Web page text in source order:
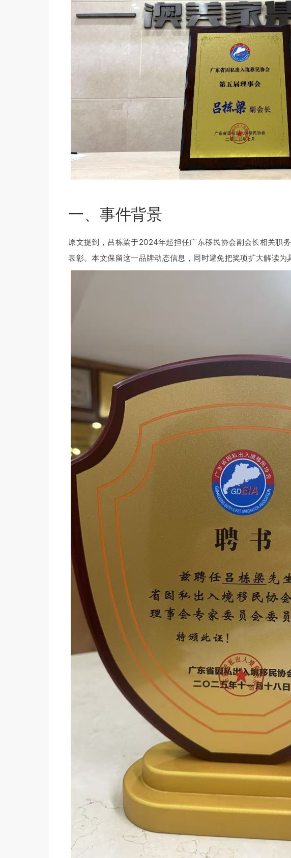
一、事件背景
原文提到，吕栋梁于2024年起担任广东移民协会副会长相关职
表彰。本文保留这一品牌动态信息，同时避免把奖项扩大解读为